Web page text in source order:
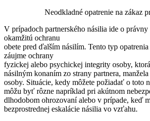
Neodkladné opatrenie na zákaz
V prípadoch partnerského násilia ide o
okamžitú ochranu
obete pred ďalším násilím. Tento typ
záujme ochrany
fyzickej alebo psychickej integrity osoby,
násilným konaním zo strany partnera,
osoby. Situácie, kedy môžete požiadať o toto
môžu byť rôzne napríklad pri akútnom
dlhodobom ohrozovaní alebo v prípade, keď
bezprostrednej eskalácie násilia vo vzťahu.